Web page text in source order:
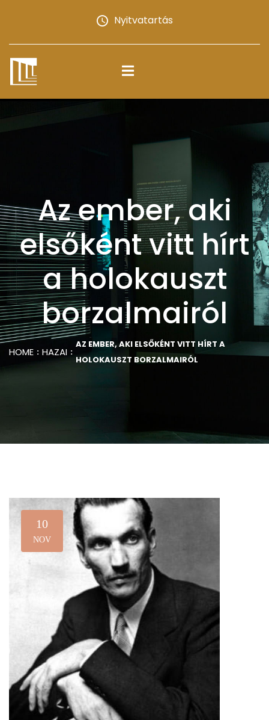
Nyitvatartás
Az ember, aki
elsőként vitt hírt
a holokauszt
borzalmairól
HOME HAZAI
AZ EMBER, AKI ELSŐKÉNT VITT HÍRT A
HOLOKAUSZT BORZALMAIRÓL
10
NOV